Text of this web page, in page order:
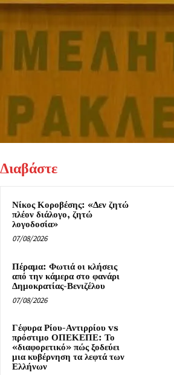
Διαβάστε
Νίκος Κοροβέσης: «Δεν ζητώ
πλέον διάλογο, ζητώ
λογοδοσία»
07/08/2026
Πέραμα: Φωτιά οι κλήσεις
από την κάμερα στο φανάρι
Δημοκρατίας-Βενιζέλου
07/08/2026
Γέφυρα Ρίου-Αντιρρίου vs
πρόστιμο ΟΠΕΚΕΠΕ: Το
«διαφορετικό» πώς ξοδεύει
μια κυβέρνηση τα λεφτά των
Ελλήνων